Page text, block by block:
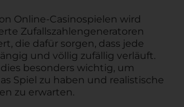
Online-Casinospielen wird
Zufallszahlengeneratoren
die dafür sorgen, dass jede
und völlig zufällig verläuft.
besonders wichtig, um
Spiel zu haben und realistische
zu erwarten.